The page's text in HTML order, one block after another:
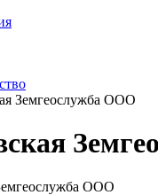
Земгеослужба ООО